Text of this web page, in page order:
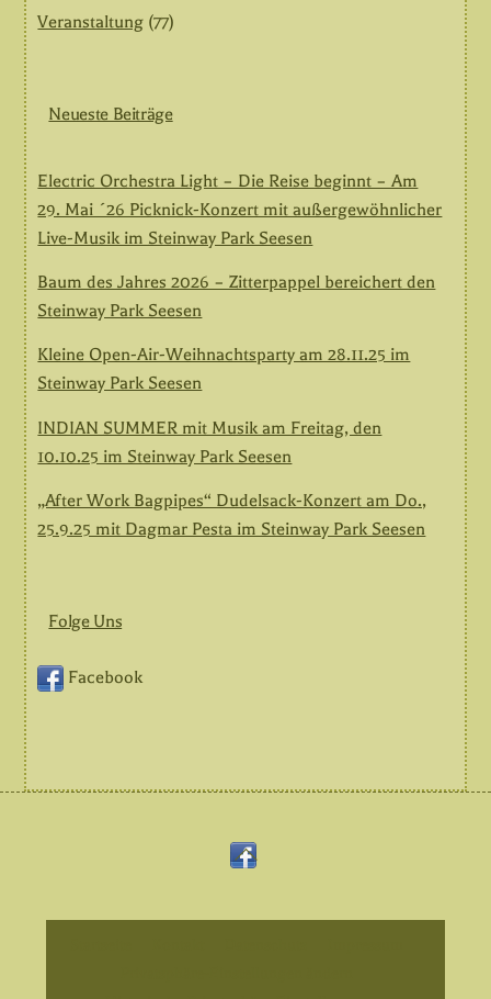
Veranstaltung (77)
Neueste Beiträge
Electric Orchestra Light – Die Reise beginnt – Am
29. Mai ´26 Picknick-Konzert mit außergewöhnlicher
Live-Musik im Steinway Park Seesen
Baum des Jahres 2026 – Zitterpappel bereichert den
Steinway Park Seesen
Kleine Open-Air-Weihnachtsparty am 28.11.25 im
Steinway Park Seesen
INDIAN SUMMER mit Musik am Freitag, den
10.10.25 im Steinway Park Seesen
„After Work Bagpipes“ Dudelsack-Konzert am Do.,
25.9.25 mit Dagmar Pesta im Steinway Park Seesen
Folge Uns
Facebook
Back